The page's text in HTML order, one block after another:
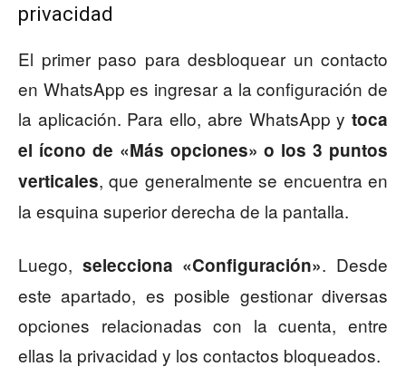
privacidad
El primer paso para desbloquear un contacto
en WhatsApp es ingresar a la configuración de
la aplicación. Para ello, abre WhatsApp y toca
el ícono de «Más opciones» o los 3 puntos
verticales, que generalmente se encuentra en
la esquina superior derecha de la pantalla.
Luego, selecciona «Configuración». Desde
este apartado, es posible gestionar diversas
opciones relacionadas con la cuenta, entre
ellas la privacidad y los contactos bloqueados.